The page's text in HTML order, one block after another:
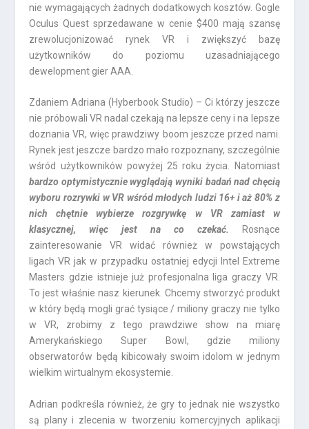
nie wymagających żadnych dodatkowych kosztów. Gogle
Oculus Quest sprzedawane w cenie $400 mają szansę
zrewolucjonizować rynek VR i zwiększyć bazę
użytkowników do poziomu uzasadniającego
dewelopment gier AAA.
Zdaniem Adriana (Hyberbook Studio) – Ci którzy jeszcze
nie próbowali VR nadal czekają na lepsze ceny i na lepsze
doznania VR, więc prawdziwy boom jeszcze przed nami.
Rynek jest jeszcze bardzo mało rozpoznany, szczególnie
wśród użytkowników powyżej 25 roku życia. Natomiast
bardzo optymistycznie wyglądają wyniki badań nad chęcią
wyboru rozrywki w VR wśród młodych ludzi 16+ i aż 80% z
nich chętnie wybierze rozgrywkę w VR zamiast w
klasycznej, więc jest na co czekać. Rosnące
zainteresowanie VR widać również w powstających
ligach VR jak w przypadku ostatniej edycji Intel Extreme
Masters gdzie istnieje już profesjonalna liga graczy VR.
To jest właśnie nasz kierunek. Chcemy stworzyć produkt
w który będą mogli grać tysiące / miliony graczy nie tylko
w VR, zrobimy z tego prawdziwe show na miarę
Amerykańskiego Super Bowl, gdzie miliony
obserwatorów będą kibicowały swoim idolom w jednym
wielkim wirtualnym ekosystemie.
Adrian podkreśla również, że gry to jednak nie wszystko
są plany i zlecenia w tworzeniu komercyjnych aplikacji